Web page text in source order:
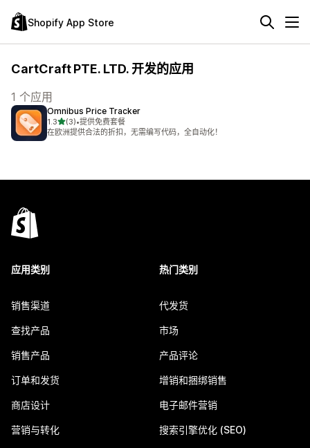
Shopify App Store
CartCraft PTE. LTD. 开发的应用
1 个应用
Omnibus Price Tracker
1.3星（满分 5 星）
(3)
总共 3 条评论
•提供免费套餐
在欧洲提供合法的折扣，无需编写代码，全自动化！
应用类别
销售渠道
查找产品
销售产品
订单和发货
商店设计
营销与转化
热门类别
代发货
市场
产品评论
增销和捆绑销售
电子邮件营销
搜索引擎优化 (SEO)